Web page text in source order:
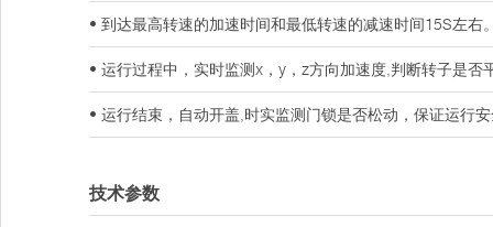
• 到达最高转速的加速时间和最低转速的减速时间15S左
• 运行过程中，实时监测x，y，z方向加速度,判断转子是否
• 运行结束，自动开盖,时实监测门锁是否松动，保证运行
技术参数